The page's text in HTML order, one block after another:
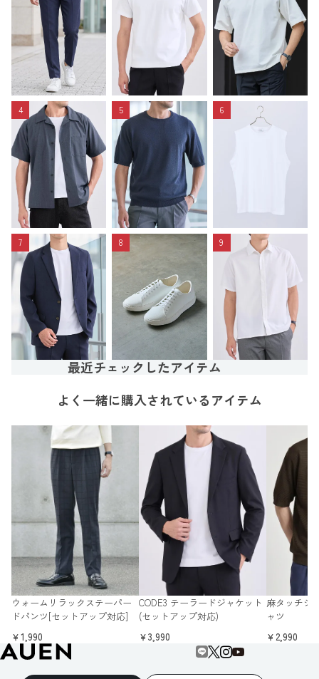
4 5 6
7 8 9
最近チェックしたアイテム
よく一緒に購入されているアイテム
ウォームリラックステーパー
ドパンツ[セットアップ対応]
￥1,990
CODE3 テーラードジャケット
(セットアップ対応)
￥3,990
麻タッチシ
ャツ
￥2,990